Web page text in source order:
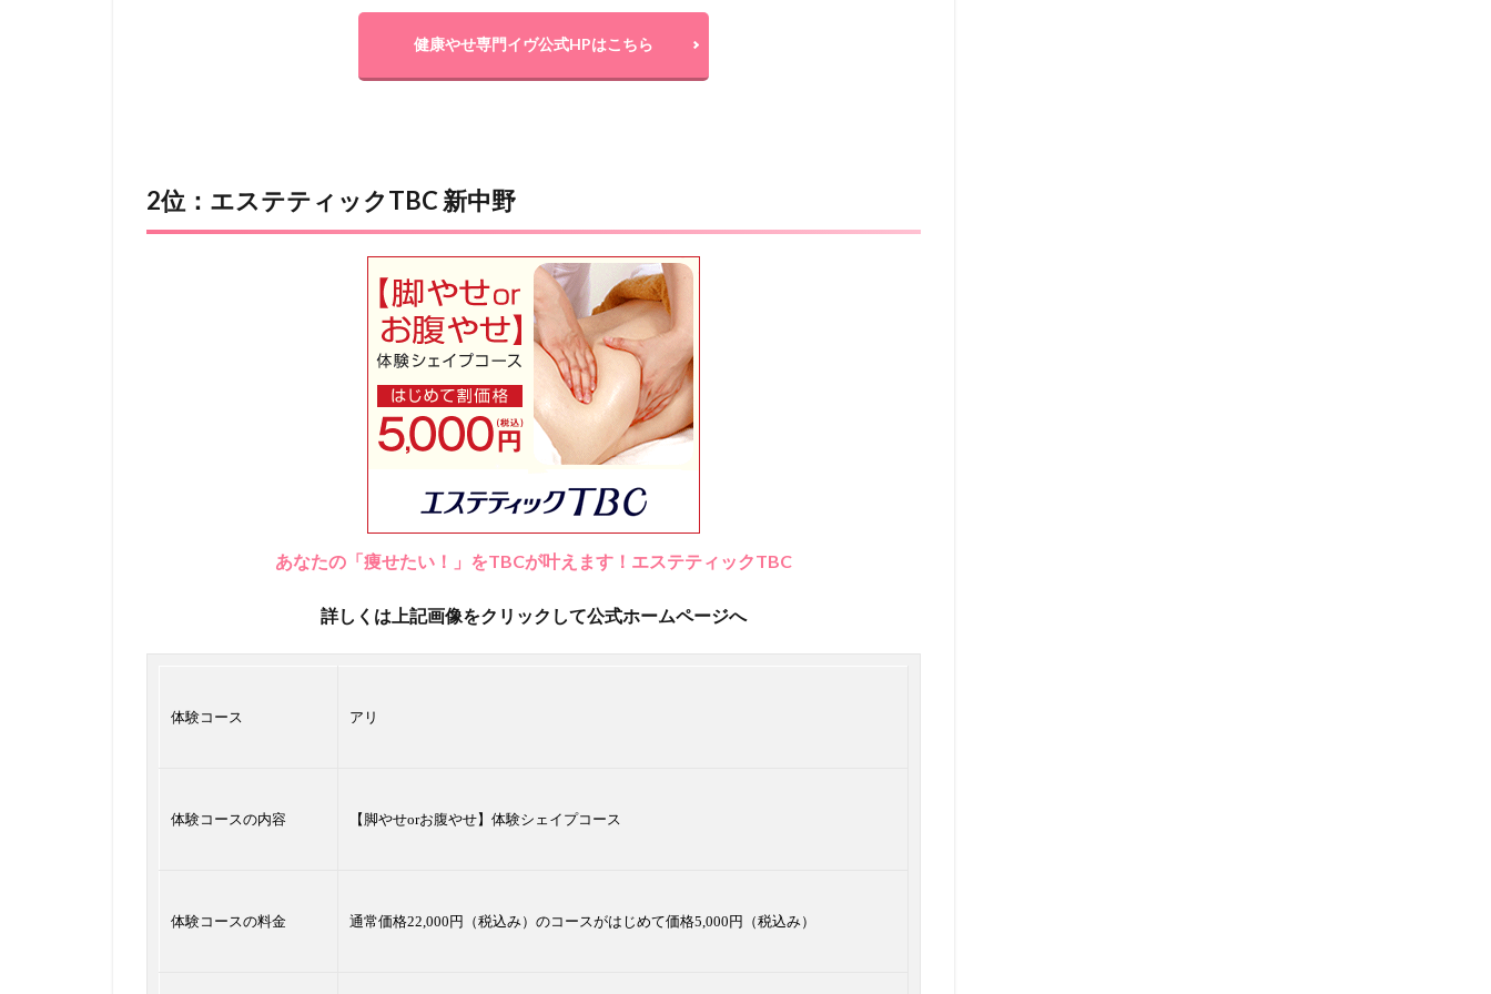
健康やせ専門イヴ公式HPはこちら
2位：エステティックTBC 新中野
あなたの「痩せたい！」をTBCが叶えます！エステティックTBC
詳しくは上記画像をクリックして公式ホームページへ
体験コース アリ
体験コースの内容 【脚やせorお腹やせ】体験シェイプコース
体験コースの料金 通常価格22,000円（税込み）のコースがはじめて価格5,000円（税込み）